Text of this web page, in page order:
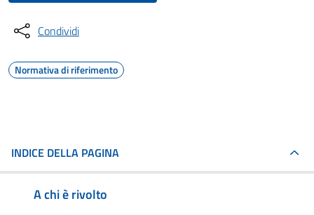
Condividi
Normativa di riferimento
INDICE DELLA PAGINA
A chi è rivolto